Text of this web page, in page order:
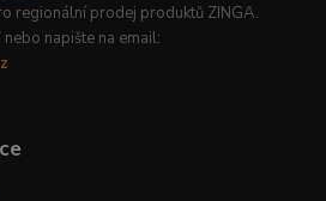
regionální prodej produktů ZINGA.
nebo napište na email: